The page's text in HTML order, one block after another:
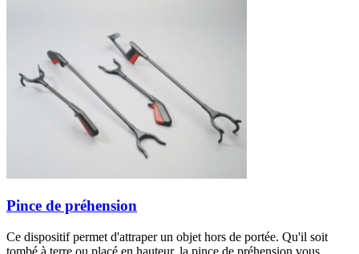
Pince de préhension
Ce dispositif permet d'attraper un objet hors de portée. Qu'il soit
tombé à terre ou placé en hauteur, la pince de préhension vous